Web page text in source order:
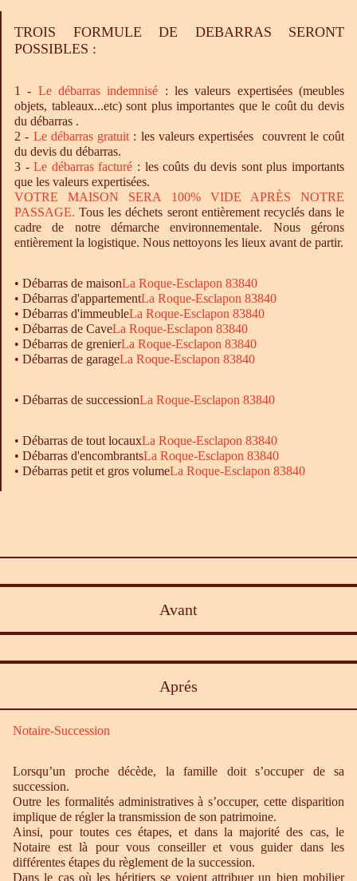
TROIS FORMULE DE DEBARRAS SERONT
POSSIBLES :
1 - Ledébarras indemnisé : les valeurs expertisées (meubles
objets, tableaux...etc) sont plus importantes que le coût du devis
du débarras .
2 - Le débarrasgratuit : les valeurs expertisées couvrent le coût
du devis du débarras.
3 -Le débarrasfacturé : les coûts du devis sont plus importants
que les valeurs expertisées.
VOTRE MAISON SERA 100% VIDE APRÈS NOTRE
PASSAGE. Tous les déchets seront entièrement recyclés dans le
cadre de notre démarche environnementale. Nous gérons
entièrement la logistique. Nous nettoyons les lieux avant de partir.
• Débarras de maisonLa Roque-Esclapon 83840
• Débarras d'appartementLa Roque-Esclapon 83840
• Débarras d'immeubleLa Roque-Esclapon 83840
• Débarras de CaveLa Roque-Esclapon 83840
• Débarras de grenierLa Roque-Esclapon 83840
• Débarras de garageLa Roque-Esclapon 83840
• Débarras de successionLa Roque-Esclapon 83840
• Débarras de tout locauxLa Roque-Esclapon 83840
• Débarras d'encombrantsLa Roque-Esclapon 83840
• Débarras petit et gros volumeLa Roque-Esclapon 83840
Avant
Aprés
Notaire-Succession
Lorsqu’un proche décède, la famille doit s’occuper de sa
succession.
Outre les formalités administratives à s’occuper, cette disparition
implique de régler la transmission de son patrimoine.
Ainsi, pour toutes ces étapes, et dans la majorité des cas, le
Notaire est là pour vous conseiller et vous guider dans les
différentes étapes du règlement de la succession.
Dans le cas où les héritiers se voient attribuer un bien mobilier